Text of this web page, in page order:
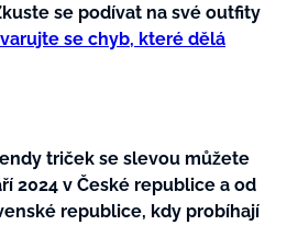
se podívat na své outfity
se chyb, které dělá
triček se slevou můžete
2024 v České republice a od
republice, kdy probíhají